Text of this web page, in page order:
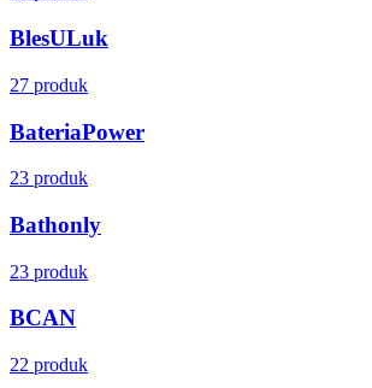
BlesULuk
27 produk
BateriaPower
23 produk
Bathonly
23 produk
BCAN
22 produk